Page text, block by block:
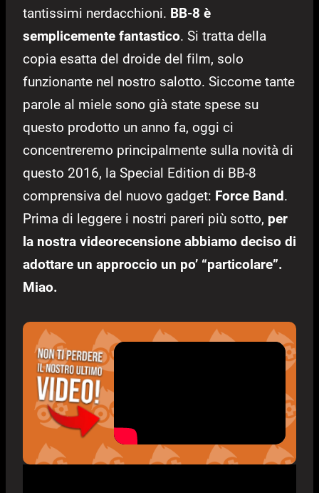
tantissimi nerdacchioni. BB-8 è
semplicemente fantastico. Si tratta della
copia esatta del droide del film, solo
funzionante nel nostro salotto. Siccome tante
parole al miele sono già state spese su
questo prodotto un anno fa, oggi ci
concentreremo principalmente sulla novità di
questo 2016, la Special Edition di BB-8
comprensiva del nuovo gadget: Force Band.
Prima di leggere i nostri pareri più sotto, per
la nostra videorecensione abbiamo deciso di
adottare un approccio un po’ “particolare”.
Miao.